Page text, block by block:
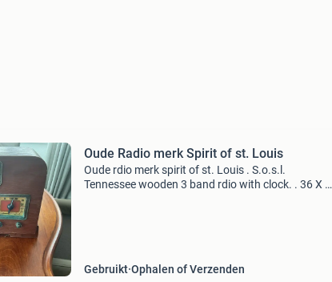
Oude Radio merk Spirit of st. Louis
Oude rdio merk spirit of st. Louis . S.o.s.l.
Tennessee wooden 3 band rdio with clock. . 36 X 25
Gebruikt Ophalen of Verzenden